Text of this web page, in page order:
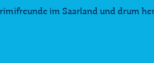
im Saarland und drum